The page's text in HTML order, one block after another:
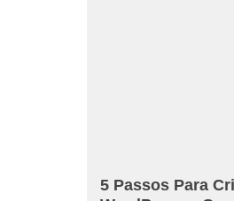
5 Passos Para